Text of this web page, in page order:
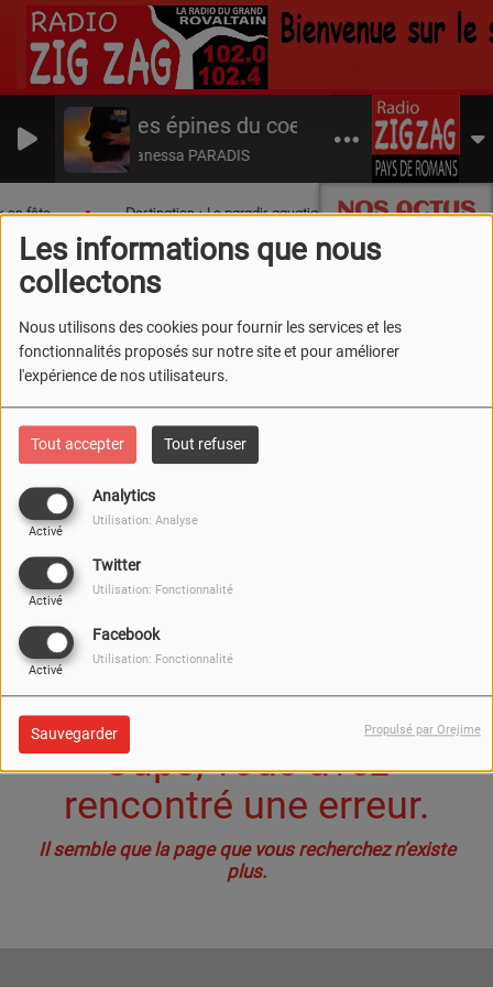
Les informations que nous
collectons
Nous utilisons des cookies pour fournir les services et les
fonctionnalités proposés sur notre site et pour améliorer
l'expérience de nos utilisateurs.
Tout accepter Tout refuser
Analytics
Activé
Utilisation: Analyse
Twitter
Activé
Utilisation: Fonctionnalité
Facebook
Activé
Utilisation: Fonctionnalité
Sauvegarder Propulsé par Orejime
Les épines du coeur
Vanessa PARADIS
NOS ACTUS
en fête Destination : Le paradis aquatique du Sud Drôme !
Oups, vous avez
rencontré une erreur.
Il semble que la page que vous recherchez n’existe
plus.